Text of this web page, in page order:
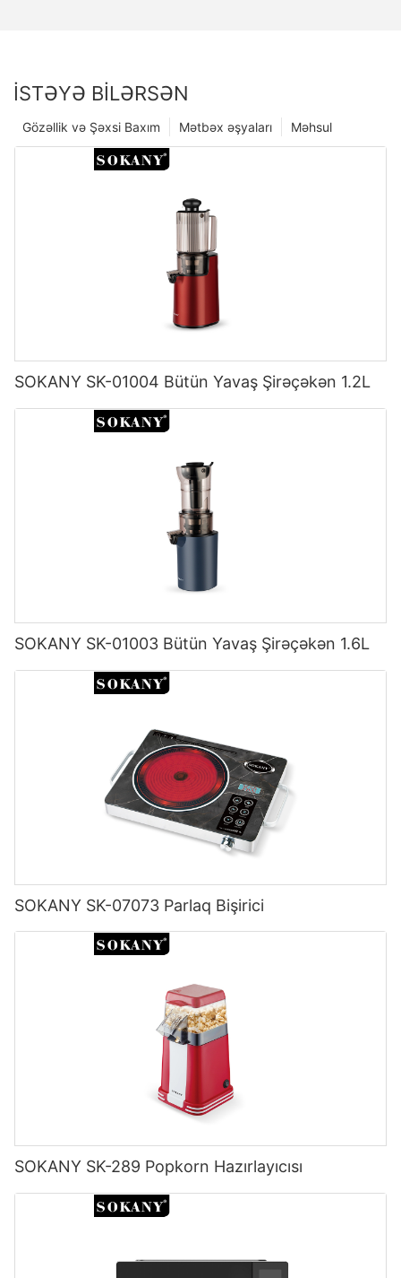
İSTƏYƏ BILƏRSƏN
Məhsul
Mətbəx əşyaları
Gözəllik və Şəxsi Baxım
SOKANY SK-01004 Bütün Yavaş Şirəçəkən 1.2L
SOKANY SK-01003 Bütün Yavaş Şirəçəkən 1.6L
SOKANY SK-07073 Parlaq Bişirici
SOKANY SK-289 Popkorn Hazırlayıcısı